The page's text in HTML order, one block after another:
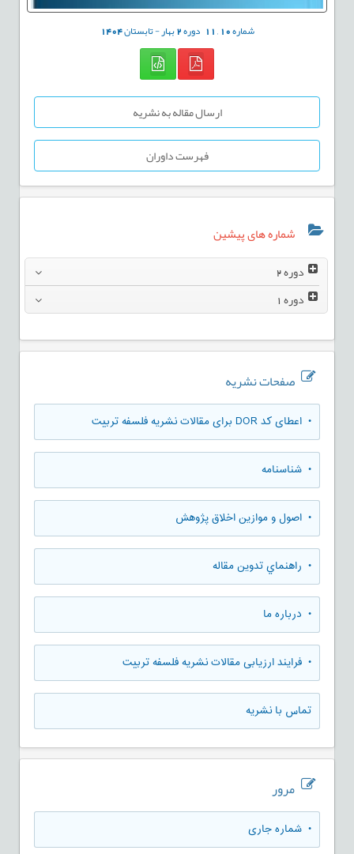
شماره10
,
11 دوره2بهار - تابستان1404
ارسال مقاله به نشریه
فهرست داوران
شماره های پیشین
دوره2
دوره1
صفحات نشریه
• اعطای کد DOR برای مقالات نشریه فلسفه تربیت
• شناسنامه
• اصول و موازین اخلاق پژوهش
• راهنماي تدوين مقاله
• درباره ما
• فرایند ارزیابی مقالات نشریه فلسفه تربیت
تماس با نشریه
مرور
• شماره جاری